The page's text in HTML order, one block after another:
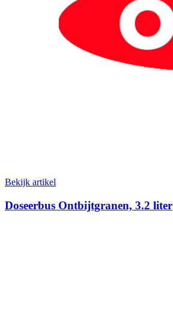
Bekijk artikel
Doseerbus Ontbijtgranen, 3.2 liter